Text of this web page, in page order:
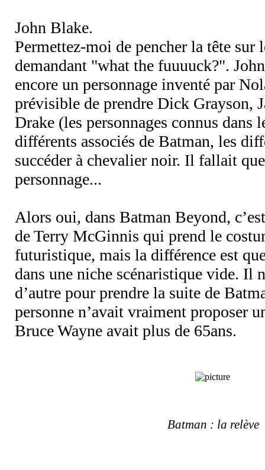
John Blake.
Permettez-moi de pencher la tête sur
demandant "what the fuuuuck?".
encore un personnage inventé par
prévisible de prendre Dick Grayson,
Drake (les personnages connus dans
différents associés de Batman, les
succéder à chevalier noir. Il fallait
personnage...
Alors oui, dans Batman Beyond,
de Terry McGinnis qui prend le
futuristique, mais la différence est
dans une niche scénaristique vide. Il
d’autre pour prendre la suite de
personne n’avait vraiment proposer
Bruce Wayne avait plus de 65ans.
Batman : la relève